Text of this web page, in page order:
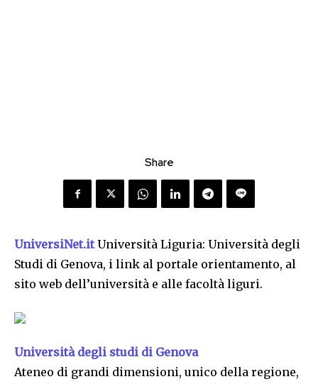
Share
UniversiNet.itUniversità Liguria: Università degli
Studi di Genova, i link al portale orientamento, al
sito web dell’università e alle facoltà liguri.
Università degli studi di Genova
Ateneo di grandi dimensioni, unico della regione,